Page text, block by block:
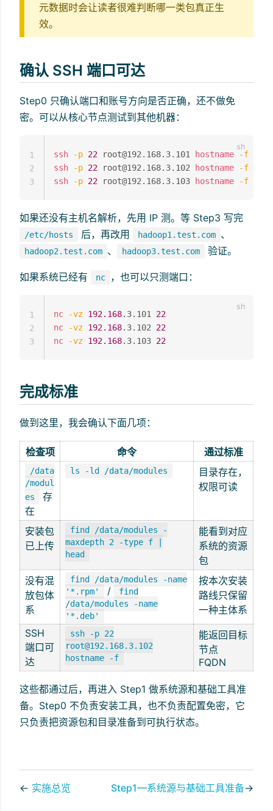
元数据时会让读者很难判断哪一类包真正生
效。
确认 SSH 端口可达
Step0 只确认端口和账号方向是否正确，还不做免
密。可以从核心节点测试到其他机器：
ssh -p 22 root@192.168.3.101 hostname
-f
ssh
-p 22 root@192.168.3.102 hostname
-f
ssh
-p 22 root@192.168.3.103 hostname -f
1
2
3
如果还没有主机名解析，先用 IP 测。等 Step3 写完
/etc/hosts 后，再改用 hadoop1.test.com 、
hadoop2.test.com 、 hadoop3.test.com 验证。
如果系统已经有 nc ，也可以只测端口：
nc -vz 192.168.3.101 22
nc
-vz 192.168.3.102 22
nc
-vz 192.168.3.103 22
1
2
3
完成标准
做到这里，我会确认下面几项：
检查项 命令 通过标准
/data
/modul
es
存
在
ls -ld /data/modules
目录存在，
权限可读
安装包
已上传
find /data/modules -
maxdepth 2 -type f |
head
能看到对应
系统的资源
包
没有混
放包体
系
find /data/modules -name
'*.rpm'
/
find
/data/modules -name
'*.deb'
按本次安装
路线只保留
一种主体系
SSH
端口可
达
ssh -p 22
root@192.168.3.102
hostname -f
能返回目标
节点
FQDN
这些都通过后，再进入 Step1 做系统源和基础工具准
备。Step0 不负责安装工具，也不负责配置免密，它
只负责把资源包和目录准备到可执行状态。
← 实施总览 Step1—系统源与基础工具准备→